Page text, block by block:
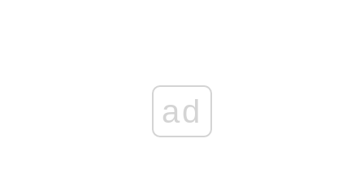
ad